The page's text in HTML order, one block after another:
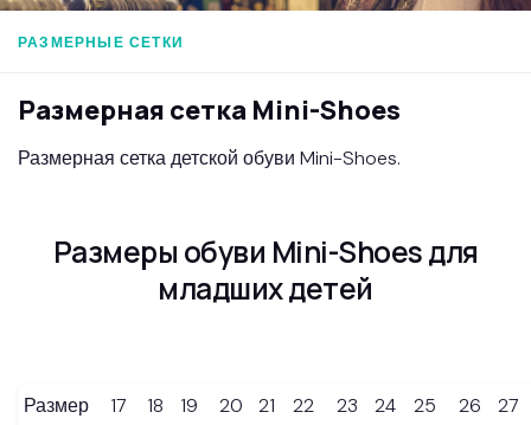
РАЗМЕРНЫЕ СЕТКИ
Размерная сетка Mini-Shoes
Размерная сетка детской обуви Mini-Shoes.
Размеры обуви Mini-Shoes для
младших детей
Размер 17 18 19 20 21 22 23 24 25 26
27